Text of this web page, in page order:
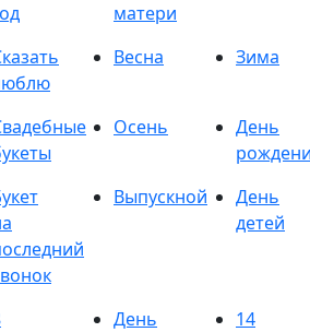
матери
Весна Зима
Осень
День
Выпускной
День
детей
День
14